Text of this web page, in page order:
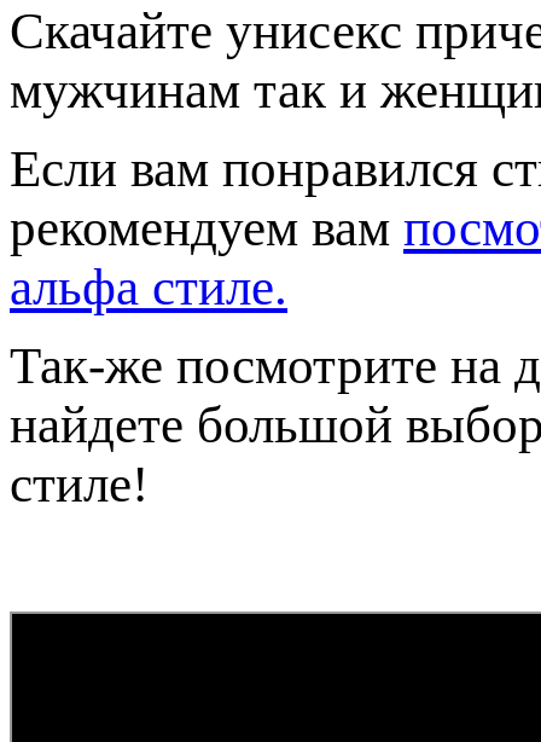
Скачайте унисекс
мужчинам так и
Если вам понравился
рекомендуем вам
альфа стиле.
Так-же посмотрите на
найдете большой
стиле!